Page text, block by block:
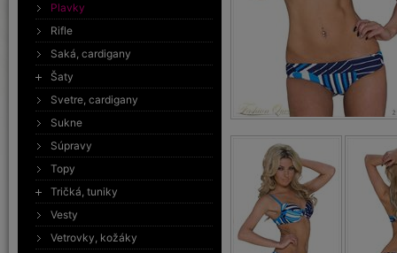
Plavky
Rifle
Saká, cardigany
Šaty
Svetre, cardigany
Sukne
Súpravy
Topy
Tričká, tuniky
Vesty
Vetrovky, kožáky